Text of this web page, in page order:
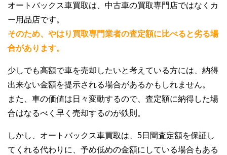
オートバックス車買取は、中古車の買取専門店ではなくカ
ー用品店です。
そのため、やはり買取専門業者の査定額に比べると劣る場
合があります。
少しでも高額で車を売却したいと考えている方には、納得
出来ない金額を提示される場合があるかもしれません。
また、車の価値は日々変動するので、査定額に納得した場
合はなるべく早く売却するのが鉄則。
しかし、オートバックス車買取は、5日間査定額を保証し
てくれる代わりに、予め低めの金額にしている場合もある